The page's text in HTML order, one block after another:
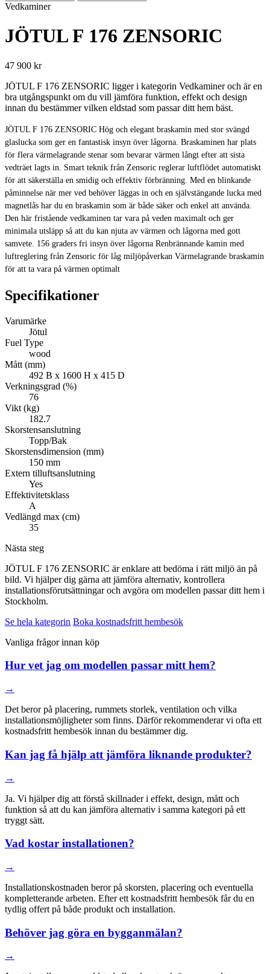
Vedkaminer
JÖTUL F 176 ZENSORIC
47 900 kr
JÖTUL F 176 ZENSORIC ligger i kategorin Vedkaminer och är en
bra utgångspunkt om du vill jämföra funktion, effekt och design
innan du bestämmer vilken eldstad som passar ditt hem bäst.
JÖTUL F 176 ZENSORIC Hög och elegant braskamin med stor svängd
glaslucka som ger en fantastisk insyn över lågorna. Braskaminen har plats
för flera värmelagrande stenar som bevarar värmen långt efter att sista
vedträet lagts in. Smart teknik från Zensoric reglerar luftflödet automatiskt
för att säkerställa en smidig och effektiv förbränning. Med en blinkande
påminnelse när mer ved behöver läggas in och en självstängande lucka med
magnetlås har du en braskamin som är både säker och enkel att använda.
Den här fristående vedkaminen tar vara på veden maximalt och ger
minimala utsläpp så att du kan njuta av värmen och lågorna med gott
samvete. 156 graders fri insyn över lågorna Renbrännande kamin med
luftreglering från Zensoric för låg miljöpåverkan Värmelagrande braskamin
för att ta vara på värmen optimalt
Specifikationer
Varumärke
Jötul
Fuel Type
wood
Mått (mm)
492 B x 1600 H x 415 D
Verkningsgrad (%)
76
Vikt (kg)
182.7
Skorstensanslutning
Topp/Bak
Skorstensdimension (mm)
150 mm
Extern tilluftsanslutning
Yes
Effektivitetsklass
A
Vedlängd max (cm)
35
Nästa steg
JÖTUL F 176 ZENSORIC är enklare att bedöma i rätt miljö än på
bild. Vi hjälper dig gärna att jämföra alternativ, kontrollera
installationsförutsättningar och avgöra om modellen passar ditt hem i
Stockholm.
Se hela kategorin Boka kostnadsfritt hembesök
Vanliga frågor innan köp
Hur vet jag om modellen passar mitt hem?
→
Det beror på placering, rummets storlek, ventilation och vilka
installationsmöjligheter som finns. Därför rekommenderar vi ofta ett
kostnadsfritt hembesök innan du bestämmer dig.
Kan jag få hjälp att jämföra liknande produkter?
→
Ja. Vi hjälper dig att förstå skillnader i effekt, design, mått och
funktion så att du kan jämföra alternativ i samma kategori på ett
tryggt sätt.
Vad kostar installationen?
→
Installationskostnaden beror på skorsten, placering och eventuella
kompletterande arbeten. Efter ett kostnadsfritt hembesök får du en
tydlig offert på både produkt och installation.
Behöver jag göra en bygganmälan?
→